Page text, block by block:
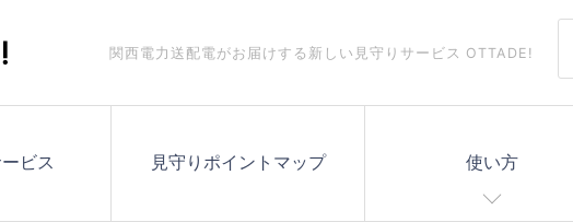
関西電力送配電がお届けする 新しい見守りサービス OTTADE!
ビス 見守りポイントマップ 使い方